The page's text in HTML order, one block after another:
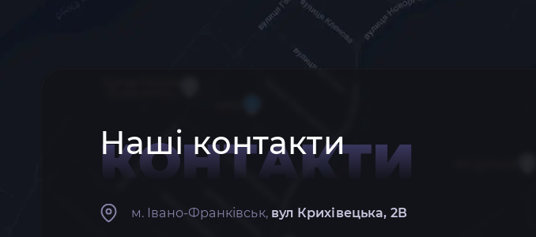
Наші контакти
КОНТАКТИ
м. Івано-Франківськ, вул Крихівецька, 2В